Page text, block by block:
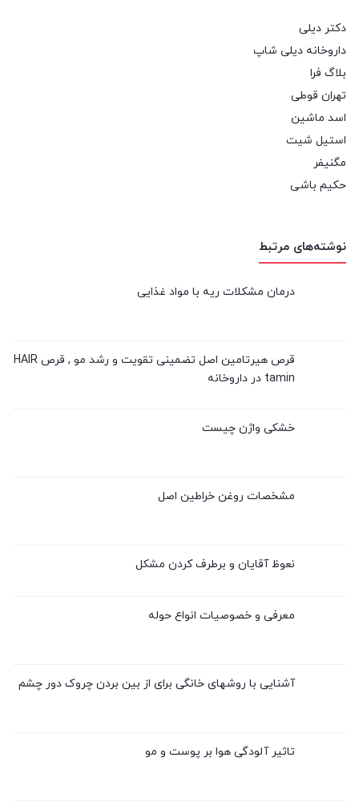
دکتر دیلی
داروخانه دیلی شاپ
بلاگ فرا
تهران قوطی
اسد ماشین
استیل شیت
مگنیفر
حکیم باشی
نوشته‌های مرتبط
درمان مشکلات ریه با مواد غذایی
قرص هیرتامین اصل تضمینی تقویت و رشد مو , قرص HAIR
tamin در داروخانه
خشکی واژن چیست
مشخصات روغن خراطین اصل
نعوظ آقایان و برطرف کردن مشکل
معرفی و خصوصیات انواع حوله
آشنایی با روشهای خانگی برای از بین بردن چروک دور چشم
تاثیر آلودگی هوا بر پوست و مو